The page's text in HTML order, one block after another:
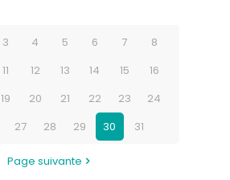
3 4 5 6 7
8
11 12 13 14 15
16
19 20 21 22 23
24
27 28 29 30 31
Page suivante